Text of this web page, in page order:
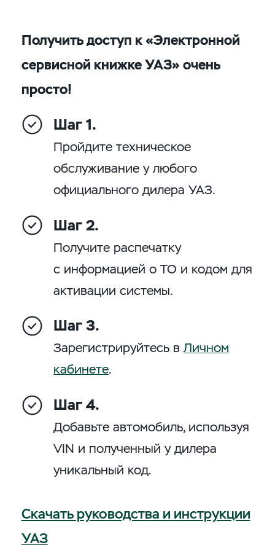
Получить доступ к «Электронной
сервисной книжке УАЗ» очень
просто!
Шаг 1.
Пройдите техническое
обслуживание у любого
официального дилера УАЗ.
Шаг 2.
Получите распечатку
с информацией о ТО и кодом для
активации системы.
Шаг 3.
Зарегистрируйтесь вЛичном
кабинете.
Шаг 4.
Добавьте автомобиль, используя
VIN и полученный у дилера
уникальный код.
Скачать руководства и инструкции
УАЗ